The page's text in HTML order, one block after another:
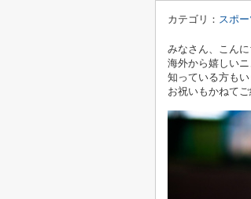
カテゴリ： スポ
みなさん、こんに
海外から嬉しい
知っている方もい
お祝いもかねてご